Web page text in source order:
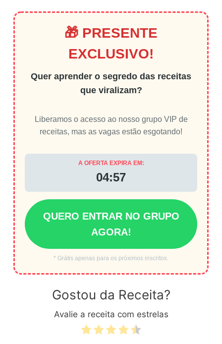
🎁 PRESENTE
EXCLUSIVO!
Quer aprender o segredo das receitas
que viralizam?
Liberamos o acesso ao nosso grupo VIP de
receitas, mas as vagas estão esgotando!
A OFERTA EXPIRA EM:
04:56
QUERO ENTRAR NO GRUPO
AGORA!
* Grátis apenas para os próximos inscritos.
Gostou da Receita?
Avalie a receita com estrelas